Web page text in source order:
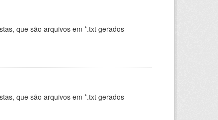
que são arquivos em *.txt gerados
que são arquivos em *.txt gerados